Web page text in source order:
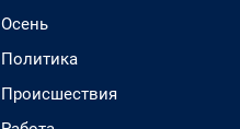
Осень
Политика
Происшествия